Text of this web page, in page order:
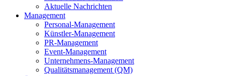
Aktuelle Nachrichten
Management
Personal-Management
Künstler-Management
PR-Management
Event-Management
Unternehmens-Management
Qualitätsmanagement (QM)